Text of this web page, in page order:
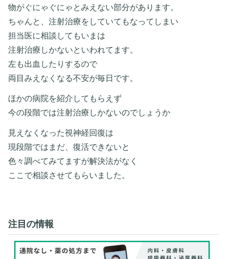
物がぐにゃぐにゃとみえない部分があります。
ちゃんと、注射治療をしていてもなってしまい
担当医に相談してもいまは
注射治療しかないといわれてます。
左も出血したりするので
両目みえなくなる不安が毎日です。
ほかの病院を紹介してもらえず
今の段階では注射治療しかないのでしょうか
見えなくなった視神経回復は
現段階ではまだ、復活できないと
色々調べてみてますが解決法がなく
ここで相談させてもらいました。
注目の情報